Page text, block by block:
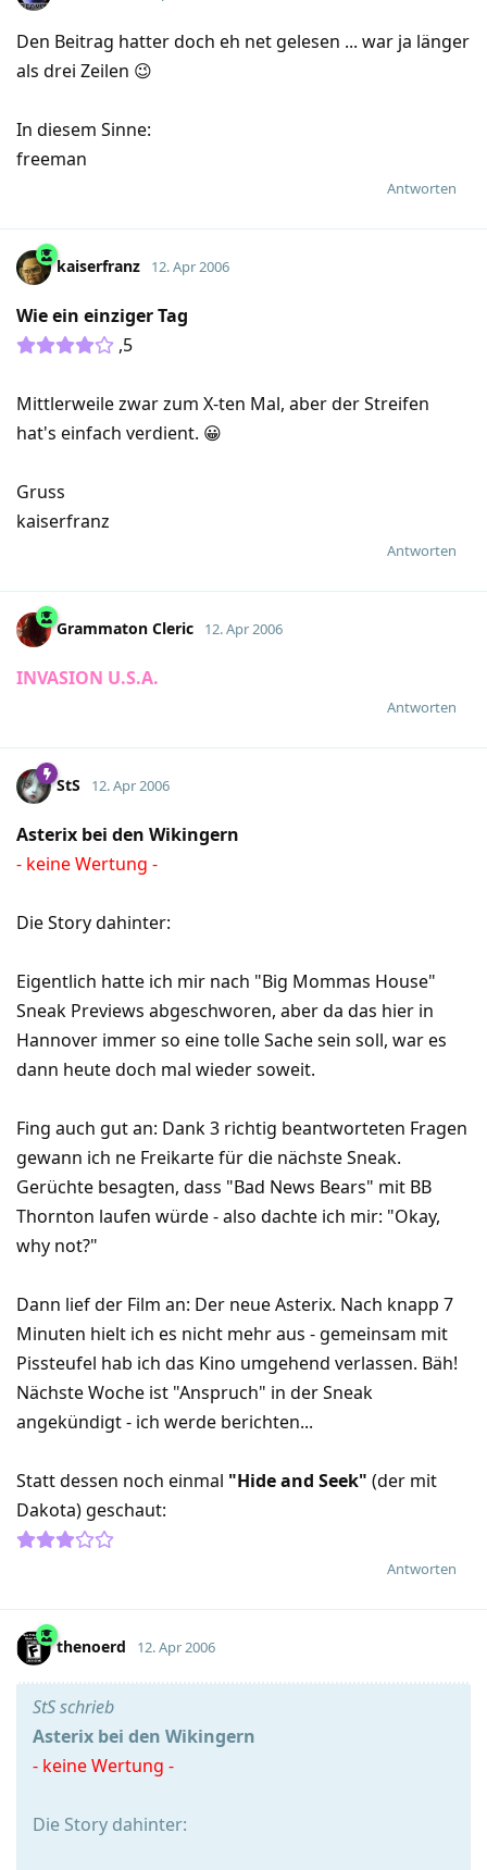
Den Beitrag hatter doch eh net gelesen ... war ja länger
als drei Zeilen 😉
In diesem Sinne:
freeman
Antworten
kaiserfranz 12. Apr 2006
Wie ein einziger Tag
,5
Mittlerweile zwar zum X-ten Mal, aber der Streifen
hat's einfach verdient. 😀
Gruss
kaiserfranz
Antworten
Grammaton Cleric 12. Apr 2006
INVASION U.S.A.
Antworten
StS 12. Apr 2006
Asterix bei den Wikingern
- keine Wertung -
Die Story dahinter:
Eigentlich hatte ich mir nach "Big Mommas House"
Sneak Previews abgeschworen, aber da das hier in
Hannover immer so eine tolle Sache sein soll, war es
dann heute doch mal wieder soweit.
Fing auch gut an: Dank 3 richtig beantworteten Fragen
gewann ich ne Freikarte für die nächste Sneak.
Gerüchte besagten, dass "Bad News Bears" mit BB
Thornton laufen würde - also dachte ich mir: "Okay,
why not?"
Dann lief der Film an: Der neue Asterix. Nach knapp 7
Minuten hielt ich es nicht mehr aus - gemeinsam mit
Pissteufel hab ich das Kino umgehend verlassen. Bäh!
Nächste Woche ist "Anspruch" in der Sneak
angekündigt - ich werde berichten...
Statt dessen noch einmal "Hide and Seek" (der mit
Dakota) geschaut:
Antworten
thenoerd 12. Apr 2006
StS schrieb
Asterix bei den Wikingern
- keine Wertung -
Die Story dahinter: